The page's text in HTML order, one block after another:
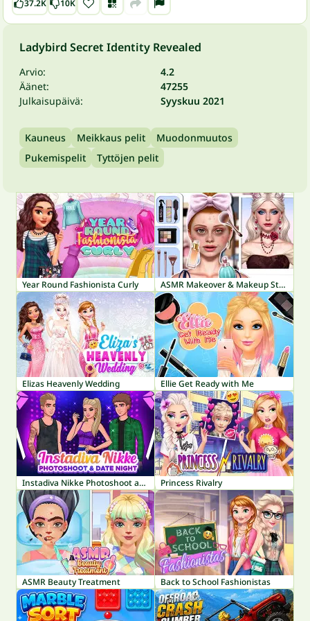
37.2K 10K
Ladybird Secret Identity Revealed
Arvio:
4.2
Äänet:
47255
Julkaisupäivä:
Syyskuu 2021
Kauneus Meikkaus pelit
Muodonmuutos
Pukemispelit
Tyttöjen pelit
Year Round Fashionista Curly ASMR Makeover & Makeup Studio
Elizas Heavenly Wedding Ellie Get Ready with Me
Instadiva Nikke Photoshoot and Date Night Princess Rivalry
ASMR Beauty Treatment Back to School Fashionistas